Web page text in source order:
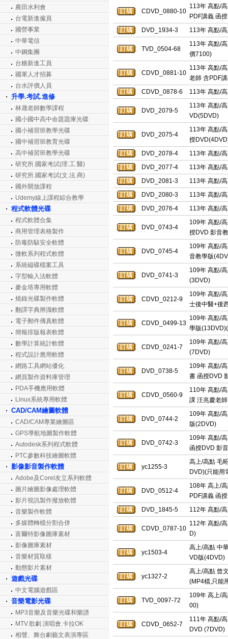
農田水利會
台電新進僱員
國營事業
中華電信
中鋼集團
台糖新進工員
國軍人才招募
台水評價人員
升學.考試.進修
林晟老師數學課程
國小國中高中命題題庫光碟
國小補習班教學光碟
國中補習班教育光碟
高中補習班教學光碟
研究所.國家考試(理.工.醫)
研究所.國家考試(文.法.商)
國外開放課程
Udemy線上課程綜合教學
程式軟體光碟
程式軟體合集
商用管理表格製作
防毒防駭安全軟體
微軟系列程式軟體
系統磁碟檔案工具
字型輸入法軟體
麥金塔專用軟體
燒錄光碟製作軟體
翻譯字典辨識軟體
電子郵件傳真軟體
簡報排版報表軟體
數學計算統計軟體
程式設計應用軟體
網路工具網站優化
網頁製作資料庫管理
PDA手機應用軟體
Linux系統專用軟體
CAD/CAM繪圖軟體
CAD/CAM專業繪圖區
GPS導航地圖製作軟體
Autodesk系列程式軟體
PTC參數科技繪圖軟體
影像影音製作軟體
Adobe及Corel友立系列軟體
圖片繪圖影像處理軟體
影片視訊製作撥放軟體
音樂製作軟體
多媒體轉檔分割合併
富爾特影像圖庫素材
影像圖庫素材
音樂材質取樣
動態影片素材
遊戲光碟
中文電腦遊戲區
音樂電影光碟
MP3音樂及音樂光碟和樂譜
MTV.歌劇.演唱會.卡拉OK
相聲、舞台劇藝文表演專區
CDVD_0880-10
113年 高點/
PDF講義 函
DVD_1934-3
113年 高點/
TVD_0504-68
113年 高點/
價7100)
CDVD_0881-10
113年 高點/
老師 含PDF
CDVD_0878-6
113年 高點/
DVD_2079-5
113年 高點/
VD(5DVD)
DVD_2075-4
113年 高點/
授
DVD_2078-4
113年 高點/
DVD_2077-4
113年 高點/
DVD_2081-3
113年 高點/
DVD_2080-3
113年 高點/
DVD_2076-4
113年 高點/
DVD_0743-4
109年 高點/
授DVD 影音
DVD_0745-4
109年 高點/
音教學版
DVD_0741-3
109年 高點/
(3DVD)
CDVD_0212-9
109年 高點/
士後中醫+後
CDVD_0499-13
109年 高點/
學版
CDVD_0241-7
109年 高點/
(7DVD)
DVD_0738-5
109年 高點/
書 函授DVD
CDVD_0560-9
110年 高點/
課 汪兆慶老
DVD_0744-2
109年 高點/
版(2DVD)
DVD_0742-3
109年 高點/
函授DVD 影
yc1255-3
高上/高點 毛
DVD)(只能用
DVD_0512-4
108年 高上/
PDF講義 函
DVD_1845-5
112年 高點/
CDVD_0787-10
112年 高點/
D)
yc1503-4
高上/高點 中
VD版(4DVD)
yc1327-2
高上/高點 曾
(MP4檔,只能
TVD_0097-72
109年 高上/
00)
CDVD_0652-7
111年 高點/
DVD (7DVD)